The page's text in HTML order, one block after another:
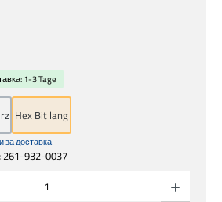
за доставка
261-932-0037
1-3 Tage
Hex Bit lang